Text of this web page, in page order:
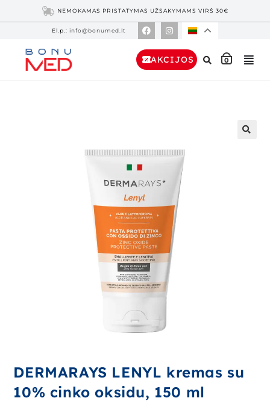
NEMOKAMAS PRISTATYMAS UŽSAKYMAMS VIRŠ 30€
El.p.: info@bonumed.lt
AKCIJOS 0
DERMARAYS LENYL kremas su
10% cinko oksidu, 150 ml